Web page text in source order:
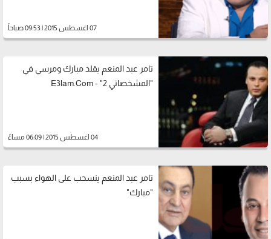
07 اغسطس 2015 | 09:53 صباحاً
تامر عبد المنعم يقلد مبارك ومرسي في
"المشخصاتي 2" - E3lam.Com
04 اغسطس 2015 | 06:09 مساءً
تامر عبد المنعم ينسحب على الهواء بسبب
"مبارك"